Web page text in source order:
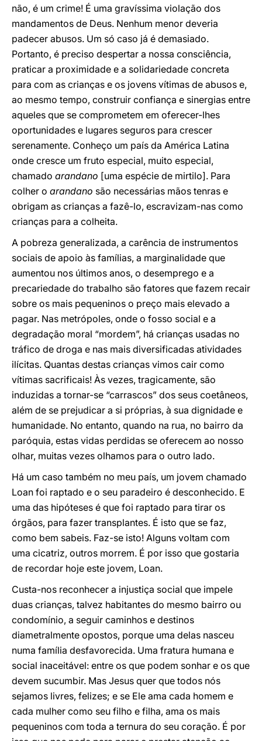
não, é um crime! É uma gravíssima violação dos
mandamentos de Deus. Nenhum menor deveria
padecer abusos. Um só caso já é demasiado.
Portanto, é preciso despertar a nossa consciência,
praticar a proximidade e a solidariedade concreta
para com as crianças e os jovens vítimas de abusos e,
ao mesmo tempo, construir confiança e sinergias entre
aqueles que se comprometem em oferecer-lhes
oportunidades e lugares seguros para crescer
serenamente. Conheço um país da América Latina
onde cresce um fruto especial, muito especial,
chamado arandano [uma espécie de mirtilo]. Para
colher o arandano são necessárias mãos tenras e
obrigam as crianças a fazê-lo, escravizam-nas como
crianças para a colheita.
A pobreza generalizada, a carência de instrumentos
sociais de apoio às famílias, a marginalidade que
aumentou nos últimos anos, o desemprego e a
precariedade do trabalho são fatores que fazem recair
sobre os mais pequeninos o preço mais elevado a
pagar. Nas metrópoles, onde o fosso social e a
degradação moral “mordem”, há crianças usadas no
tráfico de droga e nas mais diversificadas atividades
ilícitas. Quantas destas crianças vimos cair como
vítimas sacrificais! Às vezes, tragicamente, são
induzidas a tornar-se “carrascos” dos seus coetâneos,
além de se prejudicar a si próprias, à sua dignidade e
humanidade. No entanto, quando na rua, no bairro da
paróquia, estas vidas perdidas se oferecem ao nosso
olhar, muitas vezes olhamos para o outro lado.
Há um caso também no meu país, um jovem chamado
Loan foi raptado e o seu paradeiro é desconhecido. E
uma das hipóteses é que foi raptado para tirar os
órgãos, para fazer transplantes. É isto que se faz,
como bem sabeis. Faz-se isto! Alguns voltam com
uma cicatriz, outros morrem. É por isso que gostaria
de recordar hoje este jovem, Loan.
Custa-nos reconhecer a injustiça social que impele
duas crianças, talvez habitantes do mesmo bairro ou
condomínio, a seguir caminhos e destinos
diametralmente opostos, porque uma delas nasceu
numa família desfavorecida. Uma fratura humana e
social inaceitável: entre os que podem sonhar e os que
devem sucumbir. Mas Jesus quer que todos nós
sejamos livres, felizes; e se Ele ama cada homem e
cada mulher como seu filho e filha, ama os mais
pequeninos com toda a ternura do seu coração. É por